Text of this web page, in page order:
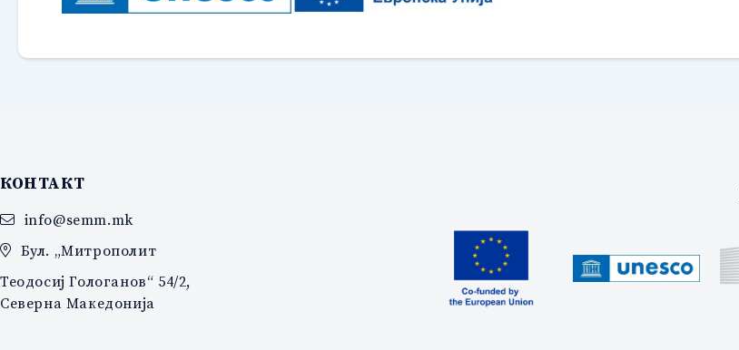
КОНТАКТ
info@semm.mk
Бул. „Митрополит
Теодосиј Гологанов“ 54/2,
Северна Македонија